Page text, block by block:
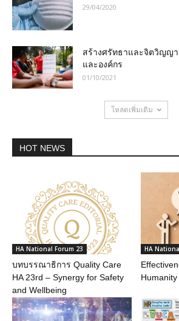
29/04/2020
สร้างศรัทธาและจิตวิญญ
และองค์กร
01/10/2021
โหลดเพิ่มเติม
HOT NEWS
HA National Forum 23
บทบรรณาธิการ Quality Care
HA 23rd – Synergy for Safety
and Wellbeing
HA